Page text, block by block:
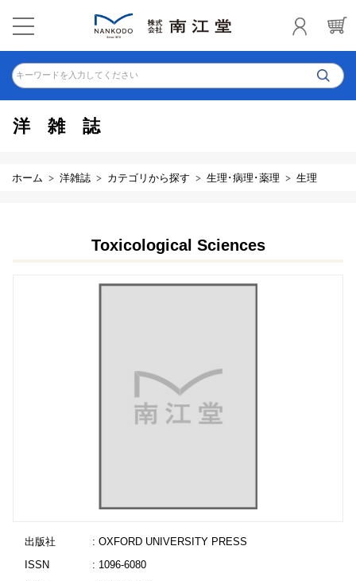
キーワードを入力してください
洋雑誌
ホーム 洋雑誌 カテゴリから探す 生理･病理･薬理 生理
Toxicological Sciences
出版社
: OXFORD UNIVERSITY PRESS
ISSN
: 1096-6080